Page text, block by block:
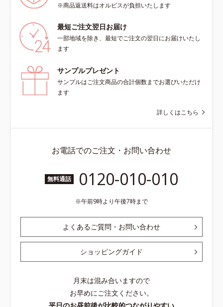
※商品返送料はオルビスが負担いたします
最短ご注文翌日お届け
一部地域を除き、最短でご注文の翌日にお届けいたし
ます
サンプルプレゼント
サンプルはご注文商品の合計個数までお選びいただけ
ます
詳しくはこちら
お電話でのご注文・お問い合わせ
無料通話 0120-010-010
午前9時より午後7時まで
よくあるご質問・お問い合わせ
ショッピングガイド
月末は混み合いますので
お早めにご注文ください。